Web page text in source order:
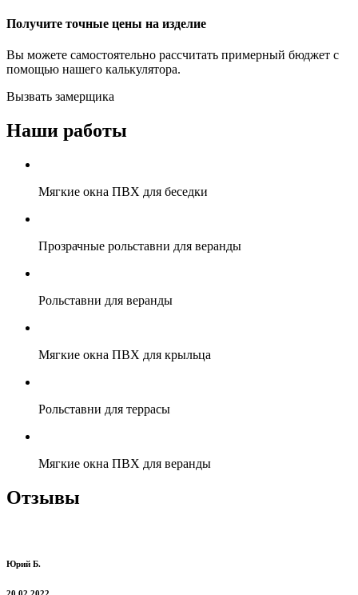
Получите точные цены на изделие
Вы можете самостоятельно рассчитать примерный бюджет с
помощью нашего калькулятора.
Вызвать замерщика
Наши работы
Мягкие окна ПВХ для беседки
Прозрачные рольставни для веранды
Рольставни для веранды
Мягкие окна ПВХ для крыльца
Рольставни для террасы
Мягкие окна ПВХ для веранды
Отзывы
Юрий Б.